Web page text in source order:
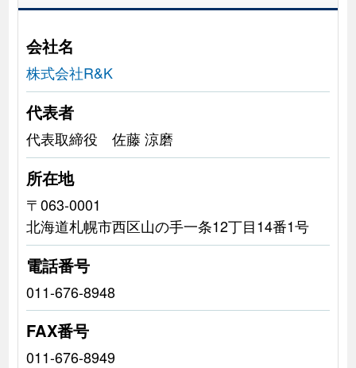
会社名
株式会社R&K
代表者
代表取締役 佐藤 涼磨
所在地
〒063-0001
北海道札幌市西区山の手一条12丁目14番1号
電話番号
011-676-8948
FAX番号
011-676-8949